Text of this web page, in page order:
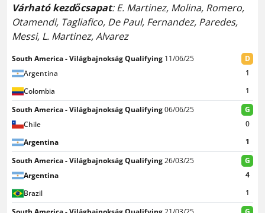
Várható kezdőcsapat: E. Martinez, Molina, Romero,
Otamendi, Tagliafico, De Paul, Fernandez, Paredes,
Messi, L. Martinez, Alvarez
South America - Világbajnokság Qualifying 11/06/25 D
Colombia 1
Argentina 1
South America - Világbajnokság Qualifying06/06/25
G
Chile
0
Argentina
1
South America - Világbajnokság Qualifying26/03/25 G
Brazil 1
Argentina 4